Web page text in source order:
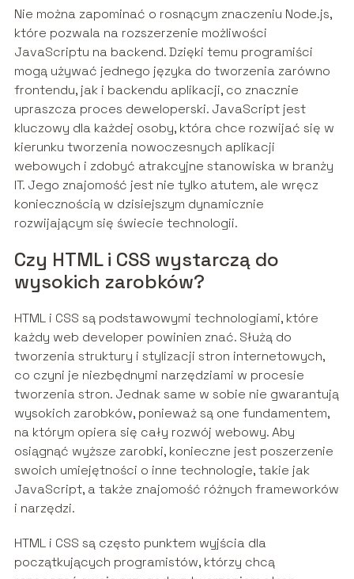
Nie można zapominać o rosnącym znaczeniu Node.js,
które pozwala na rozszerzenie możliwości
JavaScriptu na backend. Dzięki temu programiści
mogą używać jednego języka do tworzenia zarówno
frontendu, jak i backendu aplikacji, co znacznie
upraszcza proces deweloperski. JavaScript jest
kluczowy dla każdej osoby, która chce rozwijać się w
kierunku tworzenia nowoczesnych aplikacji
webowych i zdobyć atrakcyjne stanowiska w branży
IT. Jego znajomość jest nie tylko atutem, ale wręcz
koniecznością w dzisiejszym dynamicznie
rozwijającym się świecie technologii.
Czy HTML i CSS wystarczą do
wysokich zarobków?
HTML i CSS są podstawowymi technologiami, które
każdy web developer powinien znać. Służą do
tworzenia struktury i stylizacji stron internetowych,
co czyni je niezbędnymi narzędziami w procesie
tworzenia stron. Jednak same w sobie nie gwarantują
wysokich zarobków, ponieważ są one fundamentem,
na którym opiera się cały rozwój webowy. Aby
osiągnąć wyższe zarobki, konieczne jest poszerzenie
swoich umiejętności o inne technologie, takie jak
JavaScript, a także znajomość różnych frameworków
i narzędzi.
HTML i CSS są często punktem wyjścia dla
początkujących programistów, którzy chcą